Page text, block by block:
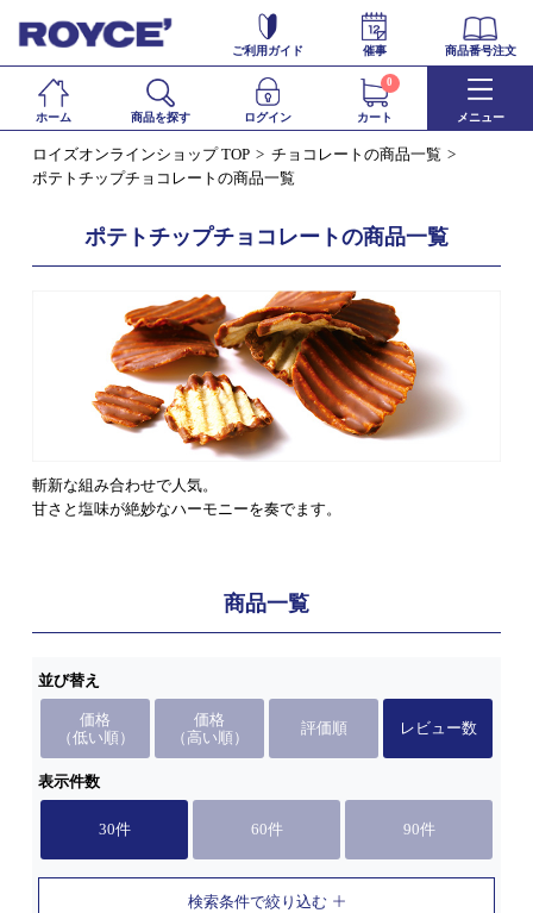
ご利用ガイド 催事 商品番号注文
ホーム 商品を探す ログイン カート
0
メニュー
ロイズオンラインショップ TOP
チョコレートの商品一覧
ポテトチップチョコレートの商品一覧
ポテトチップチョコレートの商品一覧
斬新な組み合わせで人気。
甘さと塩味が絶妙なハーモニーを奏でます。
商品一覧
並び替え
価格
（低い順）
価格
（高い順）
評価順 レビュー数
表示件数
30件 60件 90件
検索条件で絞り込む